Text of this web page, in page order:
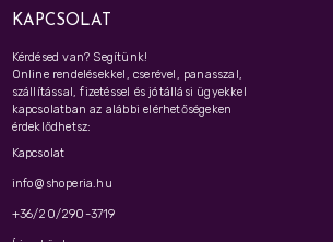
KAPCSOLAT
Kérdésed van? Segítünk!
Online rendelésekkel, cserével, panasszal,
szállítással, fizetéssel és jótállási ügyekkel
kapcsolatban az alábbi elérhetőségeken
érdeklődhetsz:
Kapcsolat
info@shoperia.hu
+36/20/290-3719